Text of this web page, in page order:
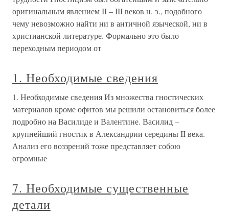
оригинальным явлением II – III веков н. э., подобного
чему невозможно найти ни в античной языческой, ни в
христианской литературе. Формально это было
переходным периодом от
1. Необходимые сведения
1. Необходимые сведения Из множества гностических
материалов кроме офитов мы решили остановиться более
подробно на Василиде и Валентине. Василид –
крупнейший гностик в Александрии середины II века.
Анализ его воззрений тоже представляет собою
огромные
7. Необходимые существенные
детали